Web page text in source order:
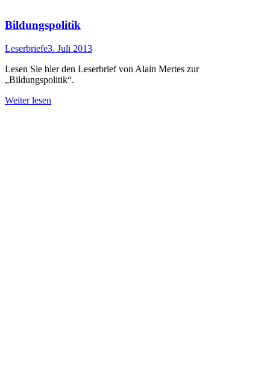
Bildungspolitik
Leserbriefe3. Juli 2013
Lesen Sie hier den Leserbrief von Alain Mertes zur
„Bildungspolitik“.
Weiter lesen